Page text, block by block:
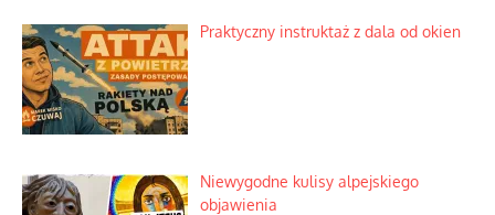
Praktyczny instruktaż z dala od okien
Niewygodne kulisy alpejskiego
objawienia